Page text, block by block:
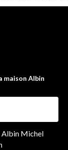
maison Albin
Albin Michel